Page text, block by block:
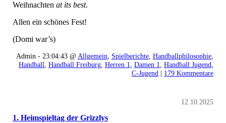
Weihnachten at its best.
Allen ein schönes Fest!
(Domi war’s)
Admin - 23:04:43 @ Allgemein Spielberichte Handballphilosophie
Handball Handball Freiburg Herren 1 Damen 1 Handball Jugend
C-Jugend | 179 Kommentare
12.10.2025
1. Heimspieltag der Grizzlys